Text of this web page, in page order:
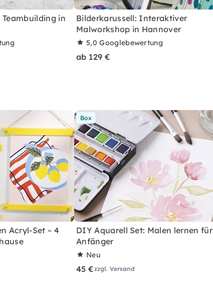
Teambuilding in
Bilderkarussell: Interaktiver
Malworkshop in Hannover
5,0Googlebewertung
ab 129 €
Acryl-Set – 4
Box
DIY Aquarell Set: Malen lernen für
Anfänger
Neu
45 €zzgl. Versand